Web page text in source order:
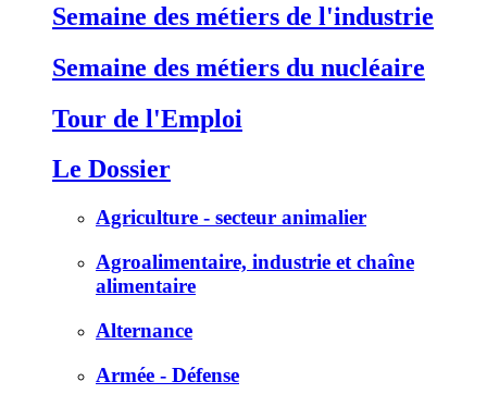
Semaine des métiers de l'industrie
Semaine des métiers du nucléaire
Tour de l'Emploi
Le Dossier
Agriculture - secteur animalier
Agroalimentaire, industrie et chaîne
alimentaire
Alternance
Armée - Défense